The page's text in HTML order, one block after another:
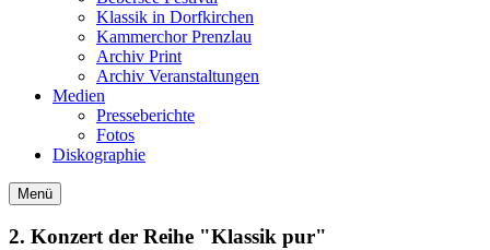
Klassik in Dorfkirchen
Kammerchor Prenzlau
Archiv Print
Archiv Veranstaltungen
Medien
Presseberichte
Fotos
Diskographie
Menü
2. Konzert der Reihe "Klassik pur"